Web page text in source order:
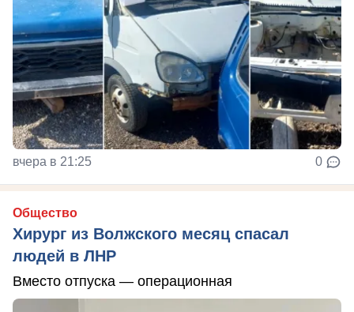
вчера в 21:25 0
Общество
Хирург из Волжского месяц спасал
людей в ЛНР
Вместо отпуска — операционная